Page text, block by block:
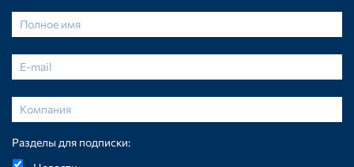
Разделы для подписки: